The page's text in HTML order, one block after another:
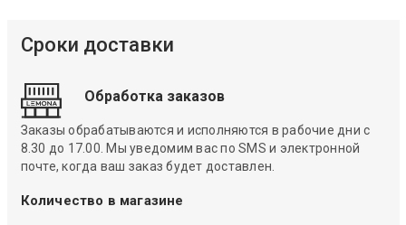
Сроки доставки
Обработка заказов
Заказы обрабатываются и исполняются в рабочие дни с
8.30 до 17.00. Мы уведомим вас по SMS и электронной
почте, когда ваш заказ будет доставлен.
Количество в магазине